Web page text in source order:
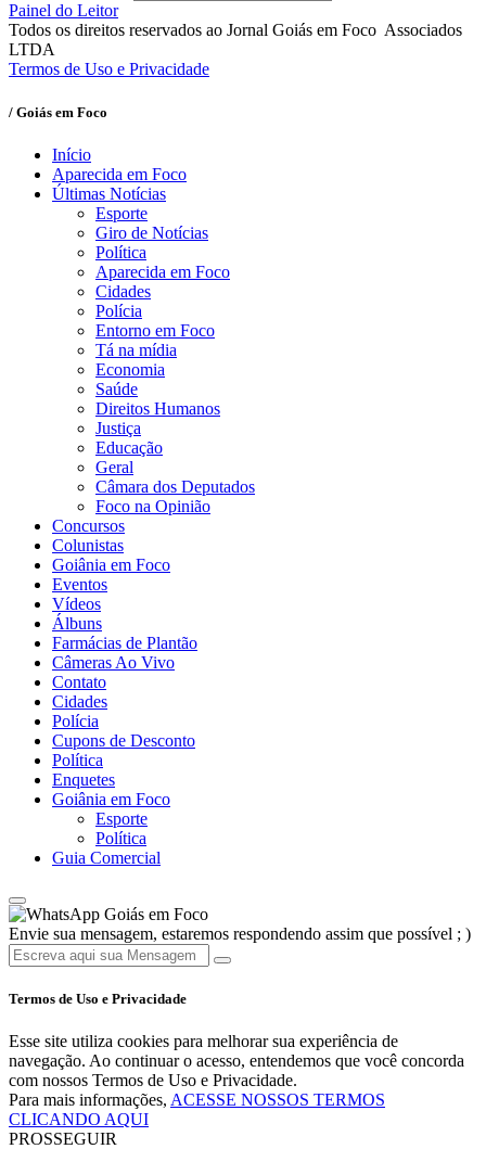
Painel do Leitor
Todos os direitos reservados ao Jornal Goiás em Foco Associados
LTDA
Termos de Uso e Privacidade
/ Goiás em Foco
Início
Aparecida em Foco
Últimas Notícias
Esporte
Giro de Notícias
Política
Aparecida em Foco
Cidades
Polícia
Entorno em Foco
Tá na mídia
Economia
Saúde
Direitos Humanos
Justiça
Educação
Geral
Câmara dos Deputados
Foco na Opinião
Concursos
Colunistas
Goiânia em Foco
Eventos
Vídeos
Álbuns
Farmácias de Plantão
Câmeras Ao Vivo
Contato
Cidades
Polícia
Cupons de Desconto
Política
Enquetes
Goiânia em Foco
Esporte
Política
Guia Comercial
Goiás em Foco
Envie sua mensagem, estaremos respondendo assim que possível ; )
Termos de Uso e Privacidade
Esse site utiliza cookies para melhorar sua experiência de
navegação. Ao continuar o acesso, entendemos que você concorda
com nossos Termos de Uso e Privacidade.
Para mais informações, ACESSE NOSSOS TERMOS
CLICANDO AQUI
PROSSEGUIR